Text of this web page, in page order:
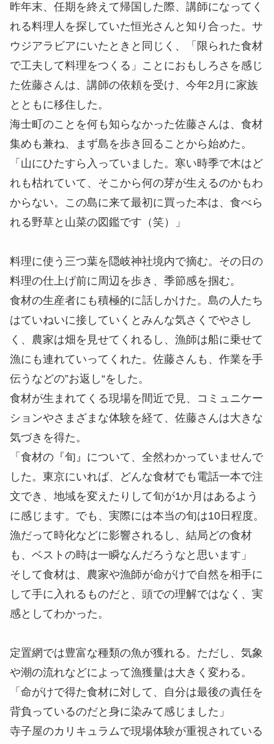
昨年末、任期を終えて帰国した際、講師になってく
れる料理人を探していた恒光さんと知り合った。サ
ウジアラビアにいたときと同じく、「限られた食材
で工夫して料理をつくる」ことにおもしろさを感じ
た佐藤さんは、講師の依頼を受け、今年2月に家族
とともに移住した。
海士町のことを何も知らなかった佐藤さんは、食材
集めも兼ね、まず島を歩き回ることから始めた。
「山にひたすら入っていました。寒い時季で木はど
れも枯れていて、そこから何の芽が生えるのかもわ
からない。この島に来て最初に買った本は、食べら
れる野草と山菜の図鑑です（笑）」
料理に使う三つ葉を隠岐神社境内で摘む。その日の
料理の仕上げ前に周辺を歩き、季節感を掴む。
食材の生産者にも積極的に話しかけた。島の人たち
はていねいに接していくとみんな気さくでやさし
く、農家は畑を見せてくれるし、漁師は船に乗せて
漁にも連れていってくれた。佐藤さんも、作業を手
伝うなどの”お返し“をした。
食材が生まれてくる現場を間近で見、コミュニケー
ションやさまざまな体験を経て、佐藤さんは大きな
気づきを得た。
「食材の『旬』について、全然わかっていませんで
した。東京にいれば、どんな食材でも電話一本で注
文でき、地域を変えたりして旬が1か月はあるよう
に感じます。でも、実際には本当の旬は10日程度。
漁だって時化などに影響されるし、結局どの食材
も、ベストの時は一瞬なんだろうなと思います」
そして食材は、農家や漁師が命がけで自然を相手に
して手に入れるものだと、頭での理解ではなく、実
感としてわかった。
定置網では豊富な種類の魚が獲れる。ただし、気象
や潮の流れなどによって漁獲量は大きく変わる。
「命がけで得た食材に対して、自分は最後の責任を
背負っているのだと身に染みて感じました」
寺子屋のカリキュラムで現場体験が重視されている